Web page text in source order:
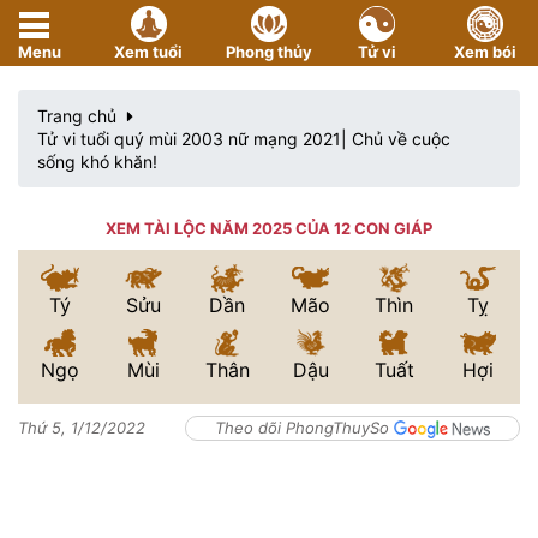
Menu Xem tuổi Phong thủy Tử vi Xem bói
Trang chủ
Tử vi tuổi quý mùi 2003 nữ mạng 2021| Chủ về cuộc
sống khó khăn!
XEM TÀI LỘC NĂM 2025 CỦA 12 CON GIÁP
Tý Sửu Dần Mão Thìn Tỵ
Ngọ Mùi Thân Dậu Tuất Hợi
Thứ 5, 1/12/2022 Theo dõi PhongThuySo